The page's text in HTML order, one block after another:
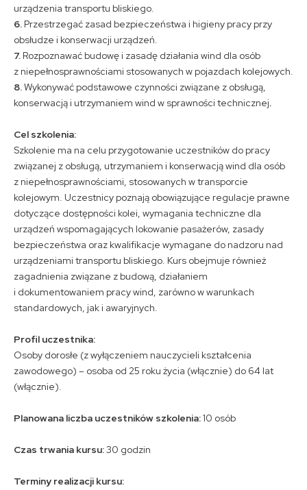
urządzenia transportu bliskiego.
6. Przestrzegać zasad bezpieczeństwa i higieny pracy przy
obsłudze i konserwacji urządzeń.
7. Rozpoznawać budowę i zasadę działania wind dla osób
z niepełnosprawnościami stosowanych w pojazdach kolejowych.
8.Wykonywać podstawowe czynności związane z obsługą,
konserwacją i utrzymaniem wind w sprawności technicznej.
Cel szkolenia:
Szkolenie ma na celu przygotowanie uczestników do pracy
związanej z obsługą, utrzymaniem i konserwacją wind dla osób
z niepełnosprawnościami, stosowanych w transporcie
kolejowym. Uczestnicy poznają obowiązujące regulacje prawne
dotyczące dostępności kolei, wymagania techniczne dla
urządzeń wspomagających lokowanie pasażerów, zasady
bezpieczeństwa oraz kwalifikacje wymagane do nadzoru nad
urządzeniami transportu bliskiego. Kurs obejmuje również
zagadnienia związane z budową, działaniem
i dokumentowaniem pracy wind, zarówno w warunkach
standardowych, jak i awaryjnych.
Profil uczestnika:
Osoby dorosłe (z wyłączeniem nauczycieli kształcenia
zawodowego) – osoba od 25 roku życia (włącznie) do 64 lat
(włącznie).
Planowana liczba uczestników szkolenia:10 osób
Czas trwania kursu:30 godzin
Terminy realizacji kursu: